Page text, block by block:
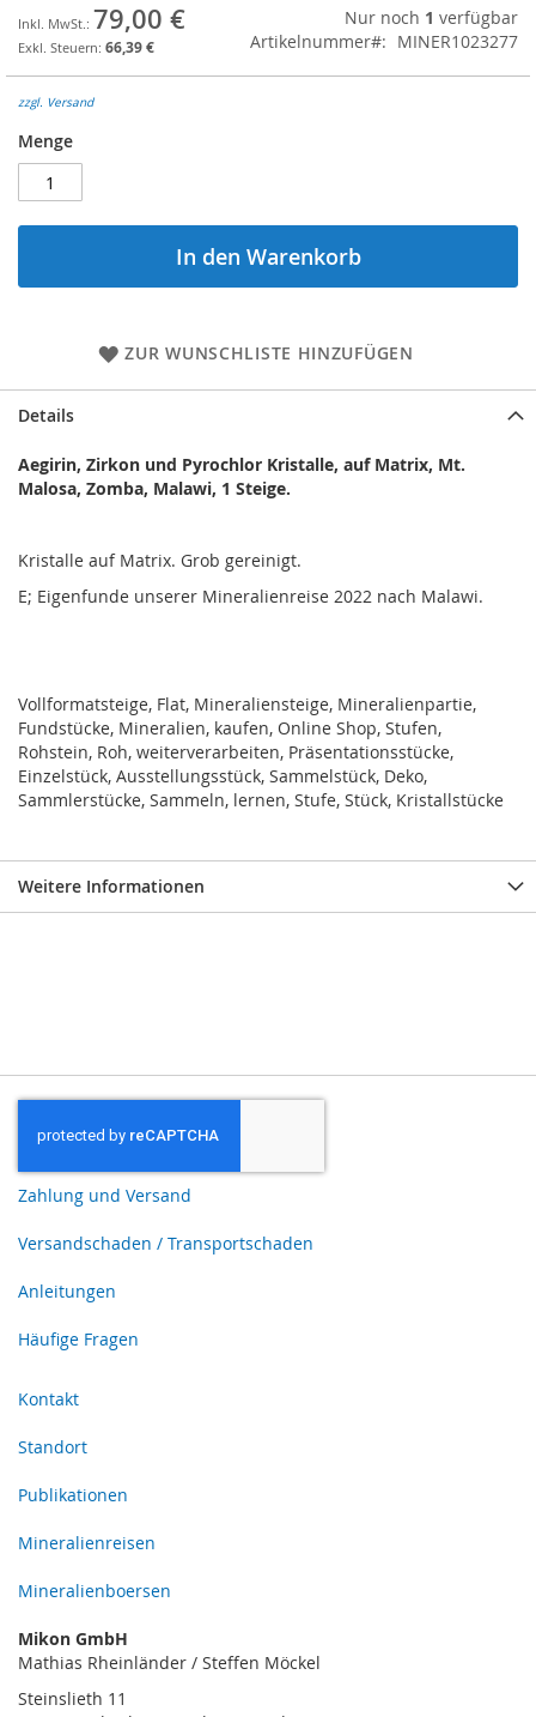
79,00 €
66,39 €
Nur noch 1 verfügbar
Artikelnummer
MINER1023277
zzgl. Versand
Menge
In den Warenkorb
ZUR WUNSCHLISTE HINZUFÜGEN
Details
Aegirin, Zirkon und Pyrochlor Kristalle, auf Matrix, Mt.
Malosa, Zomba, Malawi, 1 Steige.
Kristalle auf Matrix. Grob gereinigt.
E; Eigenfunde unserer Mineralienreise 2022 nach Malawi.
Vollformatsteige, Flat, Mineraliensteige, Mineralienpartie,
Fundstücke, Mineralien, kaufen, Online Shop, Stufen,
Rohstein, Roh, weiterverarbeiten, Präsentationsstücke,
Einzelstück, Ausstellungsstück, Sammelstück, Deko,
Sammlerstücke, Sammeln, lernen, Stufe, Stück, Kristallstücke
Weitere Informationen
Zahlung und Versand
Versandschaden / Transportschaden
Anleitungen
Häufige Fragen
Kontakt
Standort
Publikationen
Mineralienreisen
Mineralienboersen
Mikon GmbH
Mathias Rheinländer / Steffen Möckel
Steinslieth 11